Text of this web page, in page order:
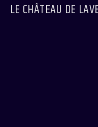
LE CHÂTEAU DE